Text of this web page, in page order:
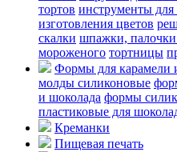
тортов инструменты
изготовления цветов
скалки шпажки,
мороженого тортницы
Формы для карамели
молды силиконовые
и шоколада формы
пластиковые для
Креманки
Пищевая печать